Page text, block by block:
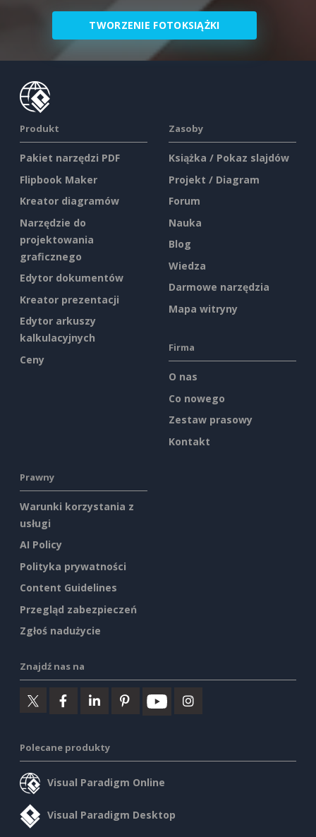
TWORZENIE FOTOKSIĄŻKI
Produkt
Pakiet narzędzi PDF
Flipbook Maker
Kreator diagramów
Narzędzie do
projektowania
graficznego
Edytor dokumentów
Kreator prezentacji
Edytor arkuszy
kalkulacyjnych
Ceny
Zasoby
Książka / Pokaz slajdów
Projekt / Diagram
Forum
Nauka
Blog
Wiedza
Darmowe narzędzia
Mapa witryny
Firma
O nas
Co nowego
Zestaw prasowy
Kontakt
Prawny
Warunki korzystania z
usługi
AI Policy
Polityka prywatności
Content Guidelines
Przegląd zabezpieczeń
Zgłoś nadużycie
Znajdź nas na
Polecane produkty
Visual Paradigm Online
Visual Paradigm Desktop